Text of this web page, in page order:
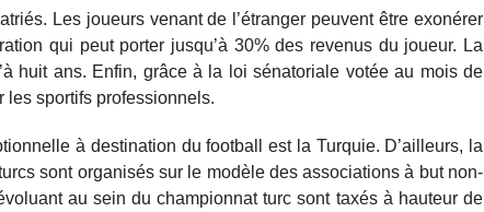
Les joueurs venant de l’étranger peuvent être exonérer
qui peut porter jusqu’à 30% des revenus du joueur. La
huit ans. Enfin, grâce à la loi sénatoriale votée au mois de
les sportifs professionnels.
à destination du football est la Turquie. D’ailleurs, la
sont organisés sur le modèle des associations à but non-
au sein du championnat turc sont taxés à hauteur de